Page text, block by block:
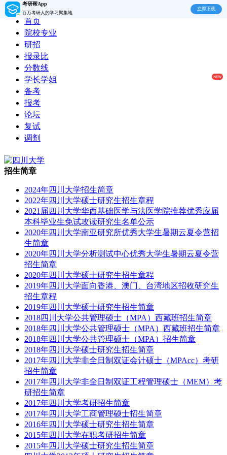
考研帮App
百万考研人的学习聚集地
立即下载
首页
院校专业
研招
报录比
分数线
学长学姐
备考
报考
论坛
复试
调剂
招生简章
2024年四川大学招生简章
2022年四川大学硕士研究生招生章程
2021届四川大学华西基础医学与法医学院推荐优秀应届
本科毕业生免试攻读研究生名单公示
2020年四川大学南亚研究所优秀大学生暑期云夏令营招
生简章
2020年四川大学分析测试中心优秀大学生暑期云夏令营
招生简章
2020年四川大学硕士研究生招生章程
2019年四川大学面向香港、澳门、台湾地区招收研究生
招生章程
2019年四川大学硕士研究生招生简章
2018四川大学公共管理硕士（MPA）西藏班招生简章
2018年四川大学公共管理硕士（MPA）西藏班招生简章
2018年四川大学公共管理硕士（MPA）招生简章
2018年四川大学硕士研究生招生简章
2017年四川大学非全日制双证会计硕士（MPAcc）考研
招生简章
2017年四川大学非全日制双证工程管理硕士（MEM）考
研招生简章
2017年四川大学考研招生简章
2017年四川大学工商管理硕士招生简章
2016年四川大学硕士研究生招生简章
2015年四川大学在职考研招生简章
2015年四川大学硕士研究生招生简章